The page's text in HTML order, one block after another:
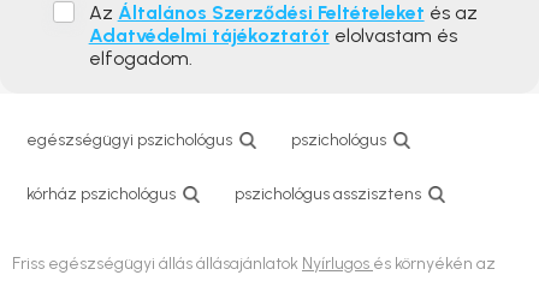
Az Általános Szerződési Feltételeket és az
Adatvédelmi tájékoztatót elolvastam és
elfogadom.
egészségügyi pszichológus pszichológus
kórház pszichológus pszichológus asszisztens
Friss egészségügyi állás állásajánlatok Nyírlugos és környékén az